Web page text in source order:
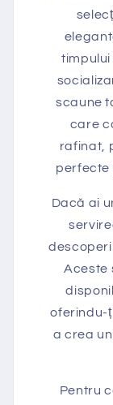
timpului
scaune
care
rafinat,
perfecte
Dacă ai
Aceste
oferindu-
a crea
Pentru